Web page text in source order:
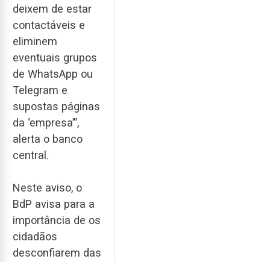
deixem de estar
contactáveis e
eliminem
eventuais grupos
de WhatsApp ou
Telegram e
supostas páginas
da ‘empresa’”,
alerta o banco
central.
Neste aviso, o
BdP avisa para a
importância de os
cidadãos
desconfiarem das